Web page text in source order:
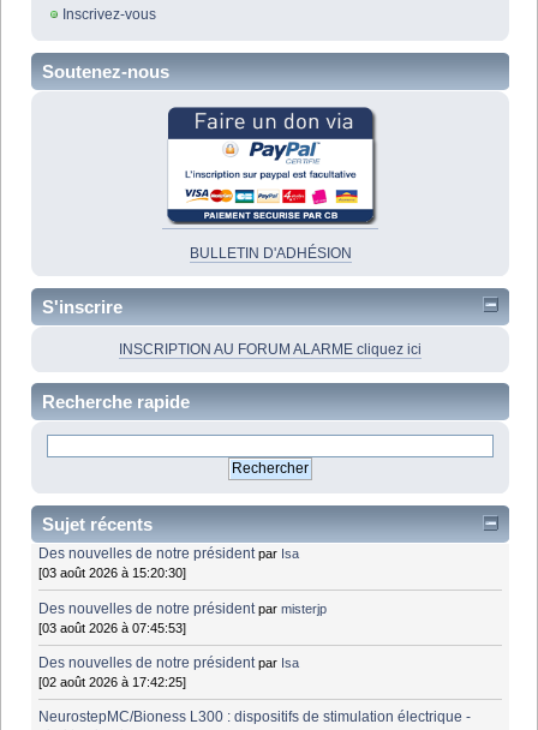
Inscrivez-vous
Soutenez-nous
BULLETIN D'ADHÉSION
S'inscrire
INSCRIPTION AU FORUM ALARME cliquez ici
Recherche rapide
Sujet récents
Des nouvelles de notre président par Isa
[03 août 2026 à 15:20:30]
Des nouvelles de notre président parmisterjp
[03 août 2026 à 07:45:53]
Des nouvelles de notre président par Isa
[02 août 2026 à 17:42:25]
NeurostepMC/Bioness L300 : dispositifs de stimulation électrique -